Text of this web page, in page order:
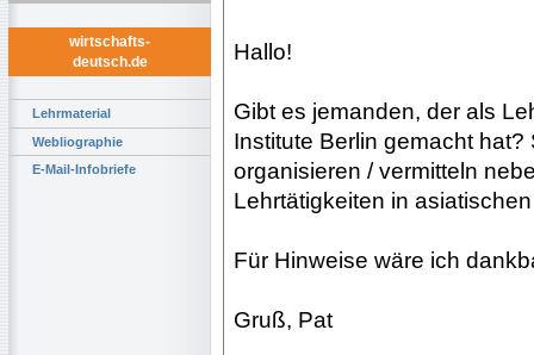
wirtschafts-
deutsch.de
Lehrmaterial
Webliographie
E-Mail-Infobriefe
Hallo!
Gibt es jemanden, der als
Institute Berlin gemacht
organisieren / vermitteln
Lehrtätigkeiten in
Für Hinweise wäre ich
Gruß, Pat